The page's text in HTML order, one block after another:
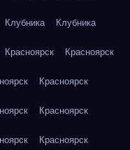
Клубника Клубника
Красноярск Красноярск
Красноярск
Красноярск
Красноярск